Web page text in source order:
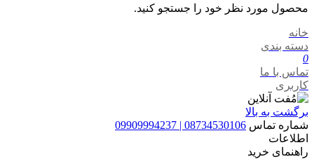
محصول مورد نظر خود را جستجو کنید.
خانه
دسته بندی
0
تماس با ما
کاربری
برگشت به بالا
شماره تماس 08734530106 | 09909994237
اطلاعات
راهنمای خرید